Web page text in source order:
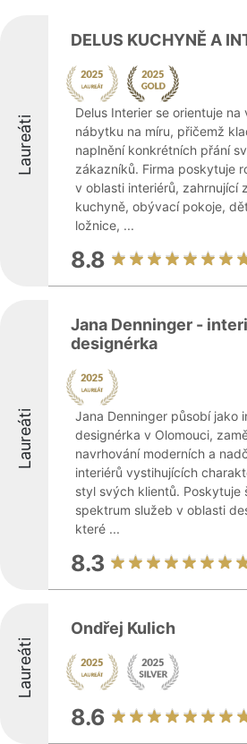
Laureáti
DELUS KUCHYNĚ A
Delus Interier se orientuje na
nábytku na míru, přičemž
naplnění konkrétních přání
zákazníků. Firma poskytuje
v oblasti interiérů, zahrnující
kuchyně, obývací pokoje,
ložnice, ...
8.8
Laureáti
Jana Denninger -
designérka
Jana Denninger působí jako
designérka v Olomouci,
navrhování moderních a
interiérů vystihujících
styl svých klientů. Poskytuje
spektrum služeb v oblasti
které ...
8.3
Laureáti
Ondřej Kulich
8.6